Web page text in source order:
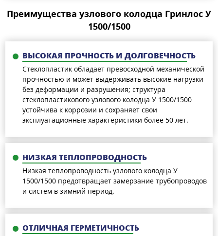
Преимущества узлового колодца Гринлос У
1500/1500
ВЫСОКАЯ ПРОЧНОСТЬ И ДОЛГОВЕЧНОСТЬ
Стеклопластик обладает превосходной механической
прочностью и может выдерживать высокие нагрузки
без деформации и разрушения; структура
стеклопластикового узлового колодца У 1500/1500
устойчива к коррозии и сохраняет свои
эксплуатационные характеристики более 50 лет.
НИЗКАЯ ТЕПЛОПРОВОДНОСТЬ
Низкая теплопроводность узлового колодца У
1500/1500 предотвращает замерзание трубопроводов
и систем в зимний период.
ОТЛИЧНАЯ ГЕРМЕТИЧНОСТЬ